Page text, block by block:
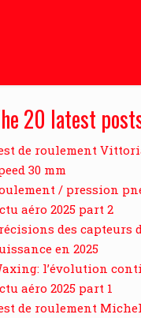
20 latest
de roulement
30 mm
/ pression
aéro 2025 part 2
des capteurs
en 2025
l’évolution
aéro 2025 part 1
de roulement